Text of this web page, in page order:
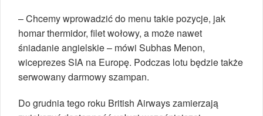
– Chcemy wprowadzić do menu takie pozycje, jak
homar thermidor, filet wołowy, a może nawet
śniadanie angielskie – mówi Subhas Menon,
wiceprezes SIA na Europę. Podczas lotu będzie także
serwowany darmowy szampan.
Do grudnia tego roku British Airways zamierzają